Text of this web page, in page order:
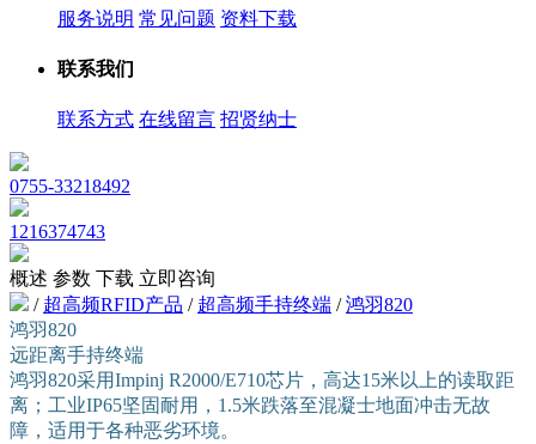
服务说明 常见问题 资料下载
联系我们
联系方式 在线留言 招贤纳士
0755-33218492
1216374743
概述 参数 下载 立即咨询
/ 超高频RFID产品 / 超高频手持终端 /鸿羽820
鸿羽820
远距离手持终端
鸿羽820采用Impinj R2000/E710芯片，高达15米以上的读取距
离；工业IP65坚固耐用，1.5米跌落至混凝士地面冲击无故
障，适用于各种恶劣环境。